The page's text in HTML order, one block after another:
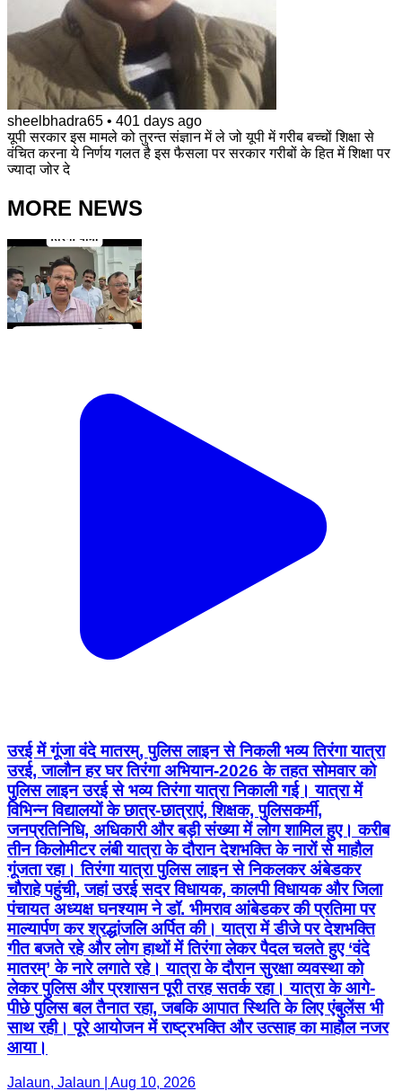
sheelbhadra65 • 401 days ago
यूपी सरकार इस मामले को तुरन्त संज्ञान में ले जो यूपी में गरीब बच्चों शिक्षा से
वंचित करना ये निर्णय गलत है इस फैसला पर सरकार गरीबों के हित में शिक्षा पर
ज्यादा जोर दे
MORE NEWS
उरई में गूंजा वंदे मातरम्, पुलिस लाइन से निकली भव्य तिरंगा यात्रा
उरई, जालौन हर घर तिरंगा अभियान-2026 के तहत सोमवार को
पुलिस लाइन उरई से भव्य तिरंगा यात्रा निकाली गई। यात्रा में
विभिन्न विद्यालयों के छात्र-छात्राएं, शिक्षक, पुलिसकर्मी,
जनप्रतिनिधि, अधिकारी और बड़ी संख्या में लोग शामिल हुए। करीब
तीन किलोमीटर लंबी यात्रा के दौरान देशभक्ति के नारों से माहौल
गूंजता रहा। तिरंगा यात्रा पुलिस लाइन से निकलकर अंबेडकर
चौराहे पहुंची, जहां उरई सदर विधायक, कालपी विधायक और जिला
पंचायत अध्यक्ष घनश्याम ने डॉ. भीमराव आंबेडकर की प्रतिमा पर
माल्यार्पण कर श्रद्धांजलि अर्पित की। यात्रा में डीजे पर देशभक्ति
गीत बजते रहे और लोग हाथों में तिरंगा लेकर पैदल चलते हुए ‘वंदे
मातरम्’ के नारे लगाते रहे। यात्रा के दौरान सुरक्षा व्यवस्था को
लेकर पुलिस और प्रशासन पूरी तरह सतर्क रहा। यात्रा के आगे-
पीछे पुलिस बल तैनात रहा, जबकि आपात स्थिति के लिए एंबुलेंस भी
साथ रही। पूरे आयोजन में राष्ट्रभक्ति और उत्साह का माहौल नजर
आया।
Jalaun, Jalaun | Aug 10, 2026